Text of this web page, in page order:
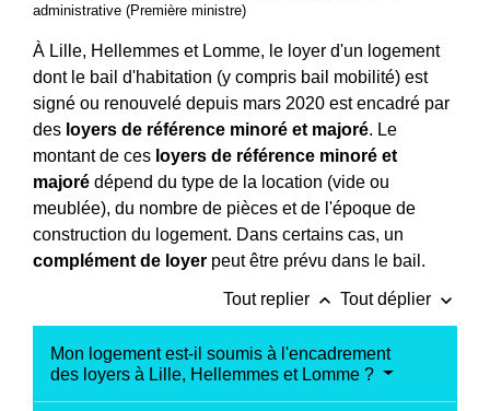
administrative (Première ministre)
À Lille, Hellemmes et Lomme, le loyer d'un logement
dont le bail d'habitation (y compris bail mobilité) est
signé ou renouvelé depuis mars 2020 est encadré par
des loyers de référence minoré et majoré. Le
montant de ces loyers de référence minoré et
majoré dépend du type de la location (vide ou
meublée), du nombre de pièces et de l'époque de
construction du logement. Dans certains cas, un
complément de loyer peut être prévu dans le bail.
Tout replier keyboard_arrow_up Tout déplier keyboard_arrow_down
Mon logement est-il soumis à l'encadrement
des loyers à Lille, Hellemmes et Lomme ?